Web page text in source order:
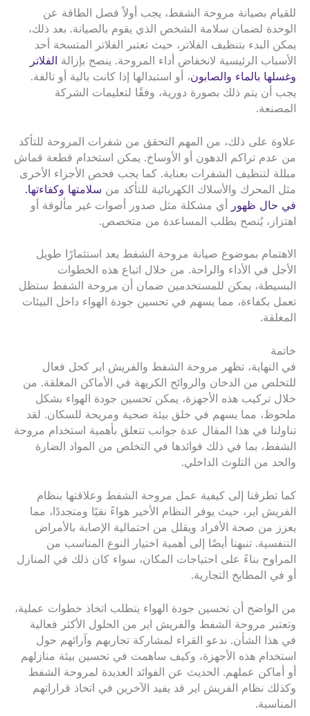
للقيام بصيانة مروحة الشفط، يجب أولاً فصل الطاقة عن
الوحدة لضمان سلامة الشخص الذي يقوم بالصيانة. بعد ذلك،
يمكن البدء بتنظيف الفلاتر، حيث تعتبر الفلاتر المتسخة أحد
الأسباب الرئيسية لانخفاض أداء المروحة. ينصح بإزالة الفلاتر
وغسلها بالماء والصابون، أو استبدالها إذا كانت بالية أو تالفة.
يجب أن يتم ذلك بصورة دورية، وفقًا لتعليمات الشركة
المصنعة.
علاوة على ذلك، من المهم التحقق من شفرات المروحة للتأكد
من عدم تراكم الدهون أو الأوساخ. يمكن استخدام قطعة قماش
مبللة لتنظيف الشفرات بعناية. كما يجب فحص الأجزاء الأخرى
مثل المحرك والأسلاك الكهربائية للتأكد من سلامتها وكفاءتها.
في حال ظهور
أي مشكلة مثل صدور أصوات غير مألوفة أو
اهتزاز، يُنصح بطلب المساعدة من متخصص.
الاهتمام بموضوع صيانة مروحة الشفط يعد استثمارًا طويل
الأجل في الأداء والراحة. من خلال اتباع هذه الخطوات
البسيطة، يمكن للمستخدمين ضمان أن مروحة الشفط ستظل
تعمل بكفاءة، مما يسهم في تحسين جودة الهواء داخل البيئات
المغلقة.
خاتمة
في النهاية، تظهر مروحة الشفط والفريش اير كحل فعال
للتخلص من الدخان والروائح الكريهة في الأماكن المغلقة. من
خلال تركيب هذه الأجهزة، يمكن تحسين جودة الهواء بشكل
ملحوظ، مما يسهم في خلق بيئة صحية ومريحة للسكان. لقد
تناولنا في هذا المقال عدة جوانب تتعلق بأهمية استخدام مروحة
الشفط، بما في ذلك فوائدها في التخلص من المواد الضارة
والحد من التلوث الداخلي.
كما تطرقنا إلى كيفية عمل مروحة الشفط وعلاقتها بنظام
الفريش اير، حيث يوفر النظام الأخير هواءً نقيًا ومتجددًا، مما
يعزز من صحة الأفراد ويقلل من احتمالية الإصابة بالأمراض
التنفسية. تنبهنا أيضًا إلى أهمية اختيار النوع المناسب من
المراوح بناءً على احتياجات المكان، سواء كان ذلك في المنازل
أو في المطابخ التجارية.
من الواضح أن تحسين جودة الهواء يتطلب اتخاذ خطوات عملية،
وتعتبر مروحة الشفط والفريش اير من الحلول الأكثر فعالية
في هذا الشأن. ندعو القراء لمشاركة تجاربهم وآرائهم حول
استخدام هذه الأجهزة، وكيف ساهمت في تحسين بيئة منازلهم
أو أماكن عملهم. الحديث عن الفوائد العديدة لمروحة الشفط
وكذلك نظام الفريش اير قد يفيد الآخرين في اتخاذ قراراتهم
المناسبة.